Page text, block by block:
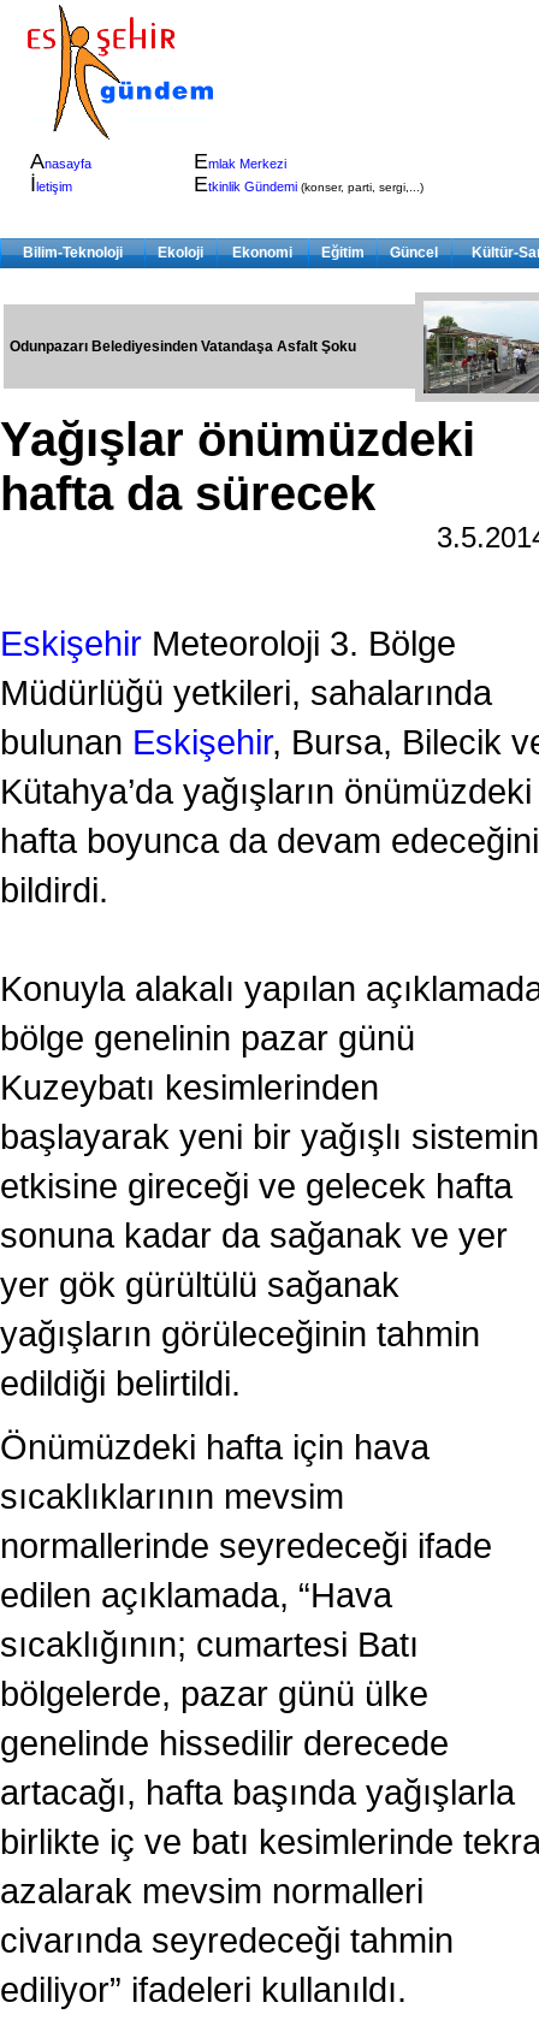
Anasayfa
İletişim
Emlak Merkezi
Etkinlik Gündemi (konser, parti, sergi,...)
Bilim-Teknoloji Ekoloji Ekonomi Eğitim Güncel Kültür-
Odunpazarı Belediyesinden Vatandaşa Asfalt Şoku
Yağışlar önümüzdeki
hafta da sürecek
Eskişehir Meteoroloji 3. Bölge
Müdürlüğü yetkileri, sahalarında
bulunan Eskişehir, Bursa, Bilecik
Kütahya’da yağışların önümüzdeki
hafta boyunca da devam edeceğini
bildirdi.
Konuyla alakalı yapılan
bölge genelinin pazar günü
Kuzeybatı kesimlerinden
başlayarak yeni bir yağışlı sistemin
etkisine gireceği ve gelecek hafta
sonuna kadar da sağanak ve yer
yer gök gürültülü sağanak
yağışların görüleceğinin tahmin
edildiği belirtildi.
Önümüzdeki hafta için hava
sıcaklıklarının mevsim
normallerinde seyredeceği ifade
edilen açıklamada, “Hava
sıcaklığının; cumartesi Batı
bölgelerde, pazar günü ülke
genelinde hissedilir derecede
artacağı, hafta başında yağışlarla
birlikte iç ve batı kesimlerinde
azalarak mevsim normalleri
civarında seyredeceği tahmin
ediliyor” ifadeleri kullanıldı.